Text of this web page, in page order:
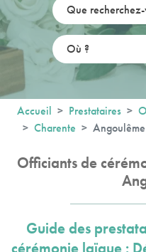
Accueil Prestataires
Charente
Angoulême
Officiants de
Guide des